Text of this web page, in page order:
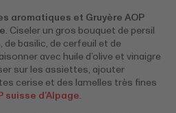
aromatiques et Gruyère AOP
. Ciseler un gros bouquet de persil
de basilic, de cerfeuil et de
avec huile d’olive et vinaigre
sur les assiettes, ajouter
cerise et des lamelles très fines
suisse d’Alpage.